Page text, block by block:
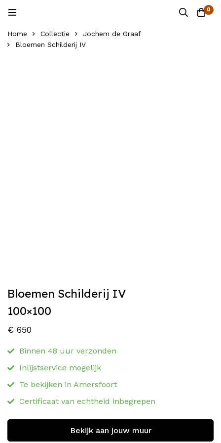
0
Home Collectie
Jochem de Graaf
Bloemen Schilderij IV
Bloemen Schilderij IV
100×100
€ 650
Binnen 48 uur verzonden
Inlijstservice mogelijk
Te bekijken in Amersfoort
Certificaat van echtheid inbegrepen
Bekijk aan jouw muur